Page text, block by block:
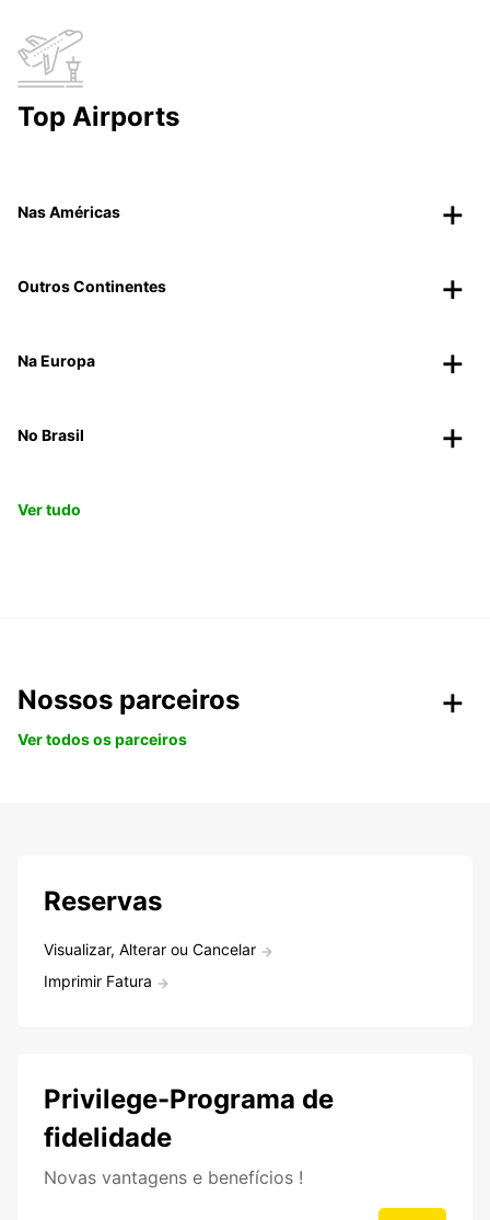
Top Airports
Nas Américas
Outros Continentes
Na Europa
No Brasil
Ver tudo
Nossos parceiros
Ver todos os parceiros
Reservas
Visualizar, Alterar ou Cancelar
Imprimir Fatura
Privilege-Programa de
fidelidade
Novas vantagens e benefícios !